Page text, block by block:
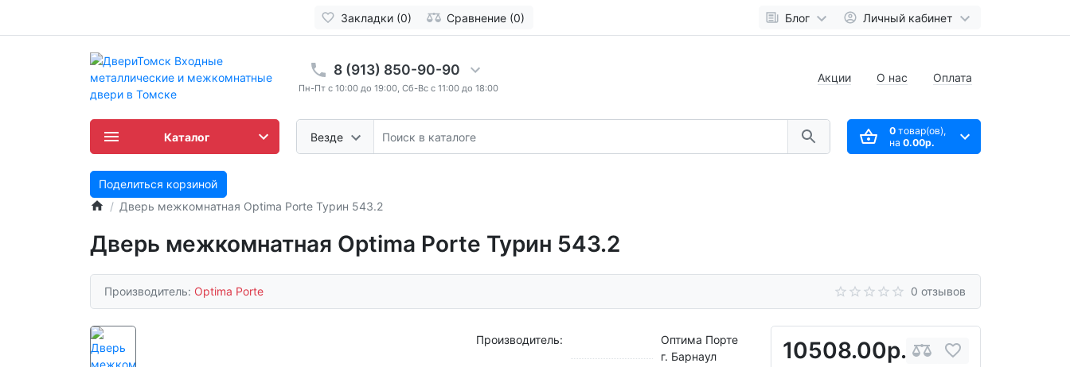
Закладки (0) Сравнение (0) Блог Личный кабинет
8 (913) 850-90-90
Пн-Пт с 10:00 до 19:00, Сб-Вс с 11:00 до 18:00
Везде
Акции О нас Оплата
0товар(ов),
на 0.00р.
Каталог
Поделиться корзиной
Дверь межкомнатная Optima Porte Турин 543.2
Дверь межкомнатная Optima Porte Турин 543.2
Производитель: Optima Porte 0 отзывов
10508.00р.
Производитель:
Оптима Порте
г. Барнаул